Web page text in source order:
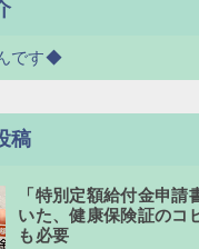
です◆
稿
「特別定額給付金申請
いた、健康保険証のコ
も必要